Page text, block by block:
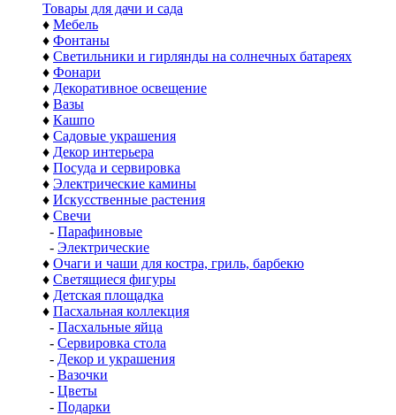
Товары для дачи и сада
♦ Мебель
♦ Фонтаны
♦ Светильники и гирлянды на солнечных батареях
♦ Фонари
♦ Декоративное освещение
♦ Вазы
♦ Кашпо
♦ Садовые украшения
♦ Декор интерьера
♦ Посуда и сервировка
♦ Электрические камины
♦ Искусственные растения
♦ Свечи
- Парафиновые
- Электрические
♦ Очаги и чаши для костра, гриль, барбекю
♦ Светящиеся фигуры
♦ Детская площадка
♦ Пасхальная коллекция
- Пасхальные яйца
- Сервировка стола
- Декор и украшения
- Вазочки
- Цветы
- Подарки